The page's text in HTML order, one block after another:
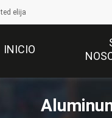
elija
INICIO